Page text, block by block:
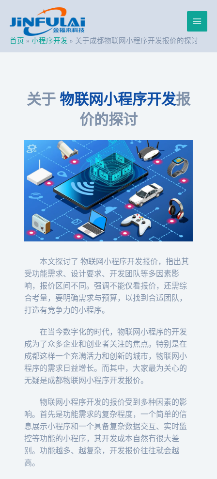
Main
首页 小程序开发 关于成都物联网小程序开发报价的探讨
关于物联网小程序开发报
价的探讨
本文探讨了 物联网小程序开发报价，指出其
受功能需求、设计要求、开发团队等多因素影
响，报价区间不同。强调不能仅看报价，还需综
合考量，要明确需求与预算，以找到合适团队，
打造有竞争力的小程序。
在当今数字化的时代，物联网小程序的开发
成为了众多企业和创业者关注的焦点。特别是在
成都这样一个充满活力和创新的城市，物联网小
程序的需求日益增长。而其中，大家最为关心的
无疑是成都物联网小程序开发报价。
物联网小程序开发的报价受到多种因素的影
响。首先是功能需求的复杂程度，一个简单的信
息展示小程序和一个具备复杂数据交互、实时监
控等功能的小程序，其开发成本自然有很大差
别。功能越多、越复杂，开发报价往往就会越
高。
navigation